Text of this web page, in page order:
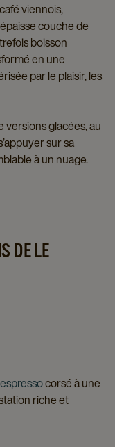
viennois,
couche de
boisson
en une
par le plaisir, les
versions glacées, au
sur sa
à un nuage.
DE LE
espressocorsé à une
riche et